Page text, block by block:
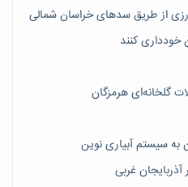
خودداری کنند
گلخانه‌ای هرمزگان